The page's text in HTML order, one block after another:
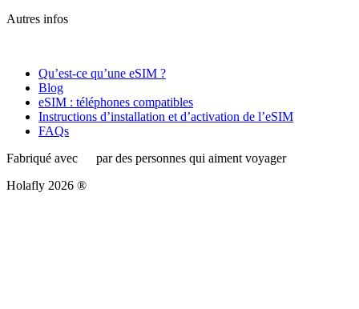
Autres infos
Qu’est-ce qu’une eSIM ?
Blog
eSIM : téléphones compatibles
Instructions d’installation et d’activation de l’eSIM
FAQs
Fabriqué avec
par des personnes qui aiment voyager
Holafly 2026 ®